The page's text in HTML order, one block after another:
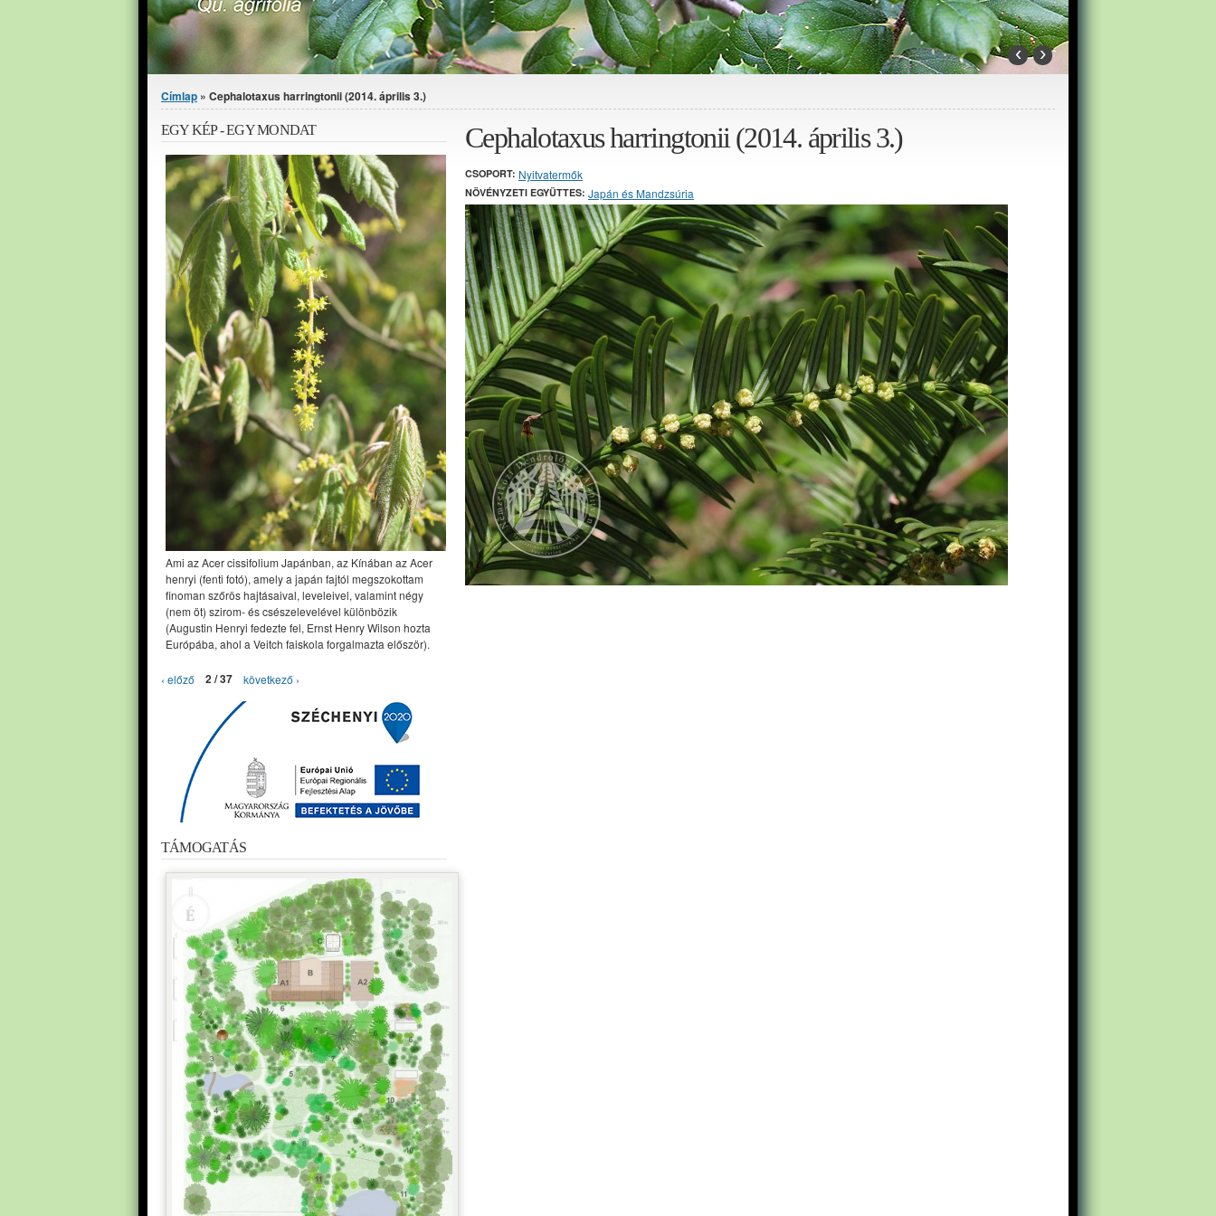
‹ ›
Jelenlegi hely
Címlap » Cephalotaxus harringtonii (2014. április 3.)
Cephalotaxus harringtonii (2014. április 3.)
CSOPORT: Nyitvatermők
NÖVÉNYZETI EGYÜTTES: Japán és Mandzsúria
EGY KÉP - EGY MONDAT
Ami az Acer cissifolium Japánban, az Kínában az Acer
henryi (fenti fotó), amely a japán fajtól megszokottam
finoman szőrös hajtásaival, leveleivel, valamint négy
(nem öt) szirom- és csészelevelével különbözik
(Augustin Henryi fedezte fel, Ernst Henry Wilson hozta
Európába, ahol a Veitch faiskola forgalmazta először).
‹ előző 2 / 37 következő ›
TÁMOGATÁS